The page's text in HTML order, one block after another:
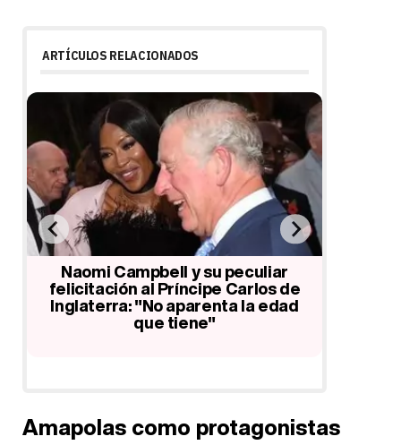
ARTÍCULOS RELACIONADOS
Naomi Campbell y su peculiar
felicitación al Príncipe Carlos de
Inglaterra: "No aparenta la edad
que tiene"
Amapolas como protagonistas